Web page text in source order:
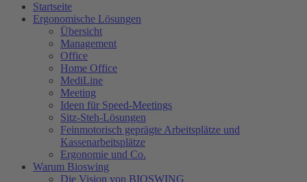
Startseite
Ergonomische Lösungen
Übersicht
Management
Office
Home Office
MediLine
Meeting
Ideen für Speed-Meetings
Sitz-Steh-Lösungen
Feinmotorisch geprägte Arbeitsplätze und
Kassenarbeitsplätze
Ergonomie und Co.
Warum Bioswing
Die Vision von BIOSWING